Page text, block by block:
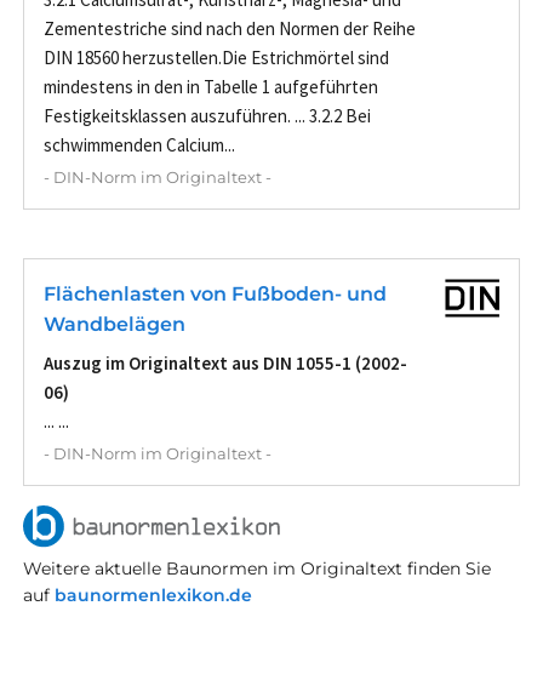
Zementestriche sind nach den Normen der Reihe
DIN 18560 herzustellen.Die Estrichmörtel sind
mindestens in den in Tabelle 1 aufgeführten
Festigkeitsklassen auszuführen. ... 3.2.2 Bei
schwimmenden Calcium...
- DIN-Norm im Originaltext -
Flächenlasten von Fußboden- und
Wandbelägen
Auszug im Originaltext aus DIN 1055-1 (2002-
06)
... ...
- DIN-Norm im Originaltext -
Weitere aktuelle Baunormen im Originaltext finden Sie
auf baunormenlexikon.de